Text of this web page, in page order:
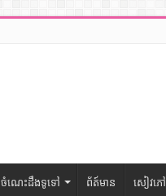
ចំណេះដឹងទូទៅ ព័ត៍មាន សៀវភៅ